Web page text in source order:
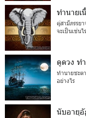
ทำนายเ
คู่สามีภรรย
จะเป็นเช่น
ดูดวง ท
ทำนายชะต
อย่างไร
นับอายุอั